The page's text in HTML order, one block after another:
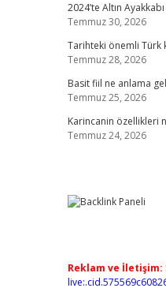
2024’te Altın
Temmuz 30, 2026
Tarihteki önemli Türk
Temmuz 28, 2026
Basit fiil ne anlama
Temmuz 25, 2026
Karincanin özellikleri
Temmuz 24, 2026
Reklam ve İletişim: